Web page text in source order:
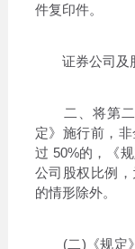
件复印件。
证券公司及股
二、将第二
定》施行前，
过 50%的，《
公司股权比例
的情形除外。
(二)《规定》